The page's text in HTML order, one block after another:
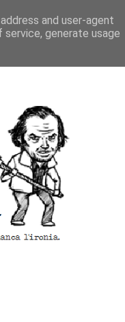
and user-agent
generate usage